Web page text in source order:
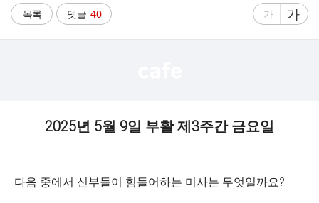
자
시
간
수
목록 댓글 40
글
게
가
글
자
가
2025년 5월 9일 부활 제3주간 금요일
다음 중에서 신부들이 힘들어하는 미사는 무엇일까요?